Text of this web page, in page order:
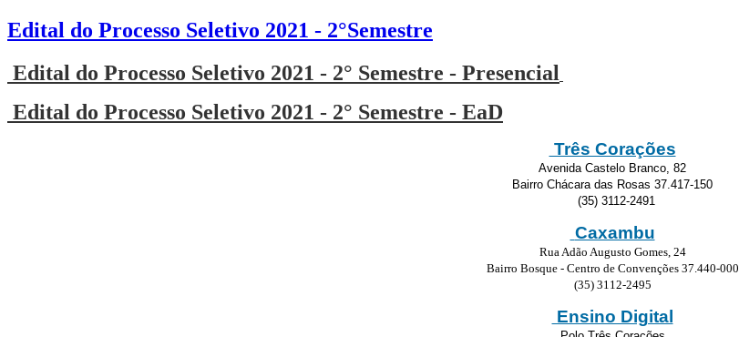
Edital do Processo Seletivo 2021 - 2°Semestre
Edital do Processo Seletivo 2021 - 2° Semestre - Presencial
Edital do Processo Seletivo 2021 - 2° Semestre - EaD
Três Corações
Avenida Castelo Branco, 82
Bairro Chácara das Rosas 37.417-150
(35) 3112-2491
Caxambu
Rua Adão Augusto Gomes, 24
Bairro Bosque - Centro de Convenções 37.440-000
(35) 3112-2495
Ensino Digital